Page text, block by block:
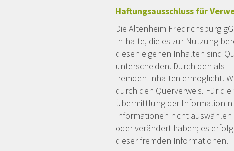
Haftungsausschluss für
Die Altenheim Friedrichsburg
In-halte, die es zur Nutzung
diesen eigenen Inhalten sind
unterscheiden. Durch den als
fremden Inhalten ermöglicht.
durch den Querverweis. Für
Übermittlung der Information
Informationen nicht
oder verändert haben; es
dieser fremden Informationen.